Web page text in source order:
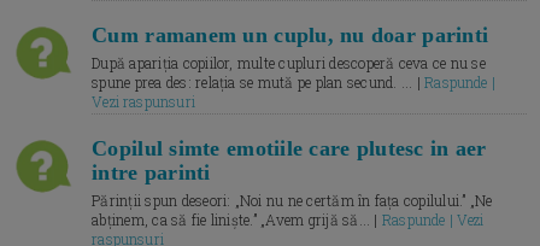
Cum ramanem un cuplu, nu doar parinti
După apariția copiilor, multe cupluri descoperă ceva ce nu se
spune prea des: relația se mută pe plan secund. ... |Raspunde |
Vezi raspunsuri
Copilul simte emotiile care plutesc in aer
intre parinti
Părinții spun deseori: „Noi nu ne certăm în fața copilului.” „Ne
abținem, ca să fie liniște.” „Avem grijă să... | Raspunde | Vezi
raspunsuri